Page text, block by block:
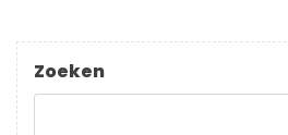
paginering
Zoeken